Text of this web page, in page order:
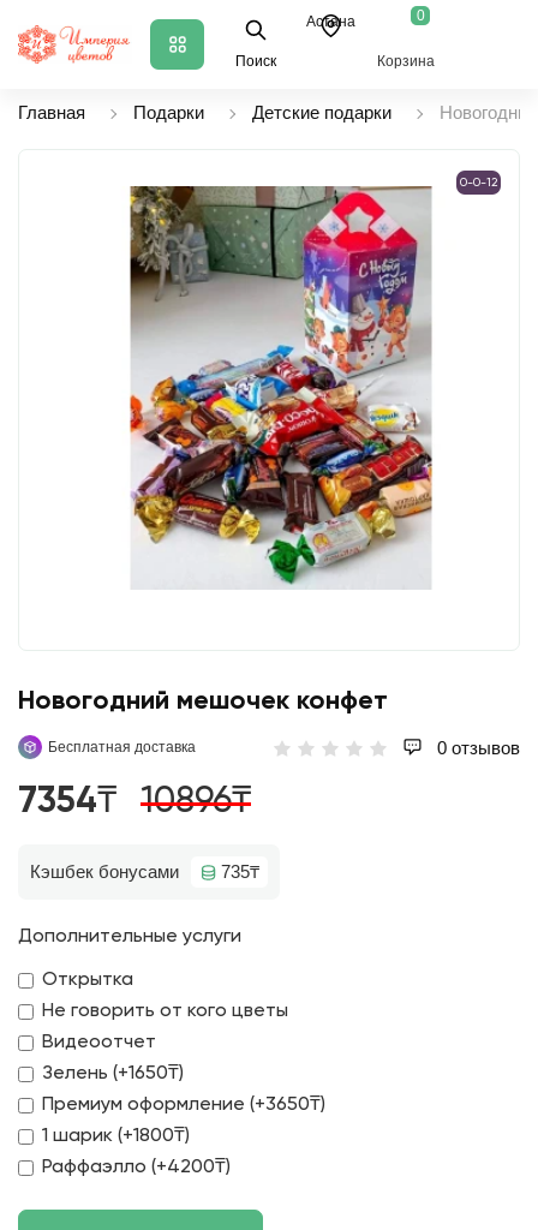
Поиск
Астана 0
Корзина
Главная Подарки Детские подарки
0-0-12
Новогодний мешочек конфет
Бесплатная доставка 0 отзывов
7354₸ 10896₸
Кэшбек бонусами 735₸
Дополнительные услуги
Открытка
Не говорить от кого цветы
Видеоотчет
Зелень (+1650₸)
Премиум оформление (+3650₸)
1 шарик (+1800₸)
Раффаэлло (+4200₸)